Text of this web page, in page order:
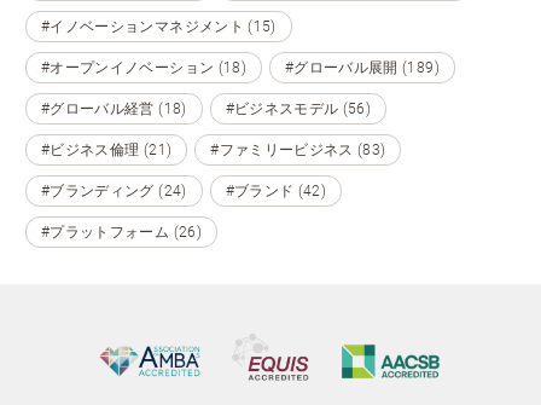
#イノベーションマネジメント (15)
#オープンイノベーション (18) #グローバル展開 (189)
#グローバル経営 (18) #ビジネスモデル (56)
#ビジネス倫理 (21) #ファミリービジネス (83)
#ブランディング (24) #ブランド (42)
#プラットフォーム (26)